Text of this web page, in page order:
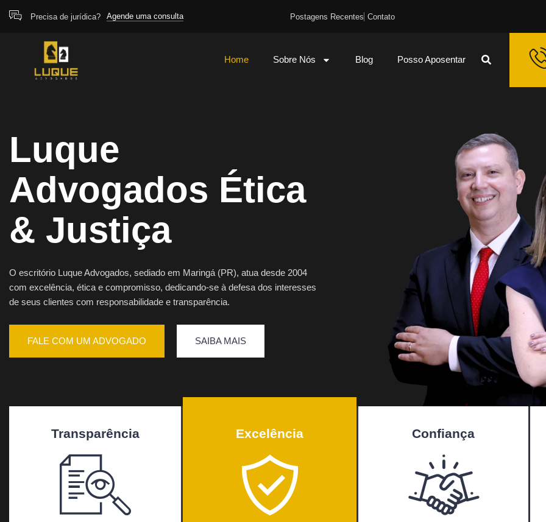
Precisa de jurídica? Agende uma consulta Postagens Recentes Contato
Home Sobre Nós Blog Posso Aposentar
Luque
Advogados Ética
& Justiça
O escritório Luque Advogados, sediado em Maringá (PR), atua desde 2004
com excelência, ética e compromisso, dedicando-se à defesa dos interesses
de seus clientes com responsabilidade e transparência.
FALE COM UM ADVOGADO SAIBA MAIS
Transparência Excelência Confiança